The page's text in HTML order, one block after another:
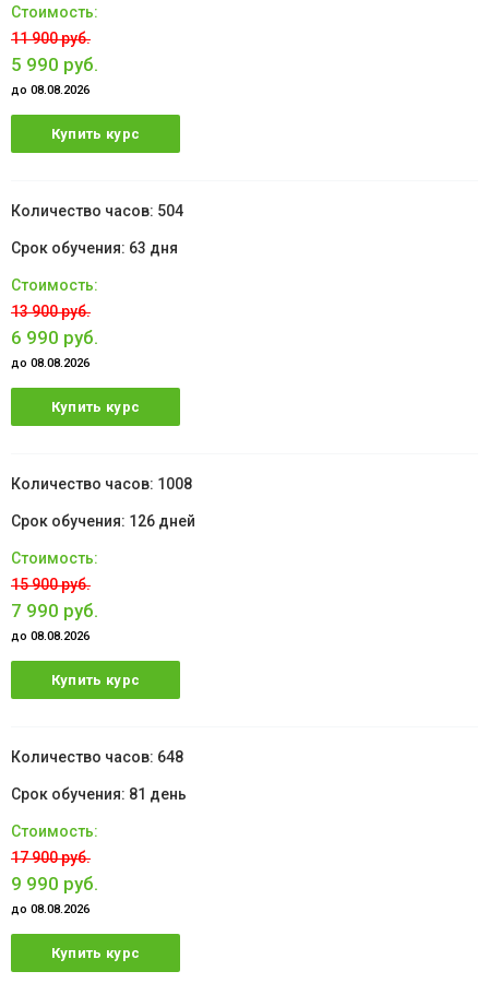
11 900 руб.
5 990 руб.
до 08.08.2026
Купить курс
504
63 дня
13 900 руб.
6 990 руб.
до 08.08.2026
Купить курс
1008
126 дней
15 900 руб.
7 990 руб.
до 08.08.2026
Купить курс
648
81 день
17 900 руб.
9 990 руб.
до 08.08.2026
Купить курс